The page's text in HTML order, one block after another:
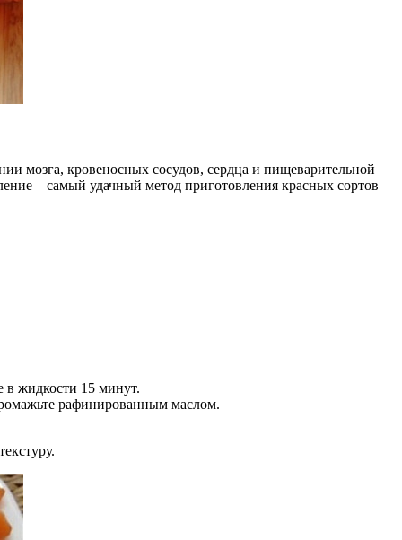
мозга, кровеносных сосудов, сердца и пищеварительной
– самый удачный метод приготовления красных сортов
в жидкости 15 минут.
рафинированным маслом.